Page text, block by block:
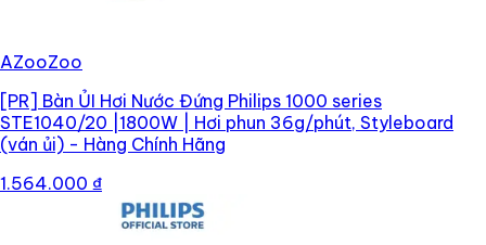
AZooZoo
[PR] Bàn ỦI Hơi Nước Đứng Philips 1000 series
STE1040/20 |1800W | Hơi phun 36g/phút, Styleboard
(ván ủi) - Hàng Chính Hãng
1.564.000 ₫